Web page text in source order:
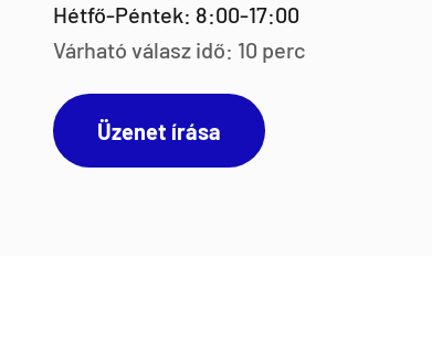
Hétfő-Péntek: 8:00-17:00
Várható válasz idő: 10 perc
Üzenet írása